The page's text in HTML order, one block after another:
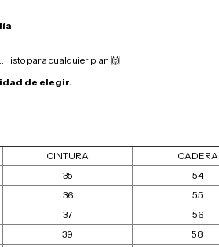
listo para cualquier plan 🙌
de elegir.
CINTURA
CADERA
35
54
36
55
37
56
39
58